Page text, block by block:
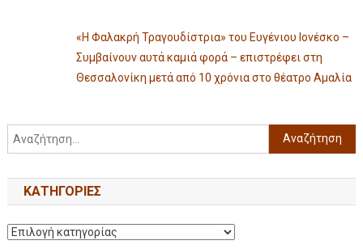
«Η Φαλακρή Τραγουδίστρια» του Ευγένιου Ιονέσκο –
Συμβαίνουν αυτά καμιά φορά – επιστρέφει στη
Θεσσαλονίκη μετά από 10 χρόνια στο θέατρο Αμαλία
KΑΤΗΓΟΡΊΕΣ